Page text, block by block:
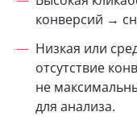
конверсий →
Низкая или
отсутствие
не
для анализа.